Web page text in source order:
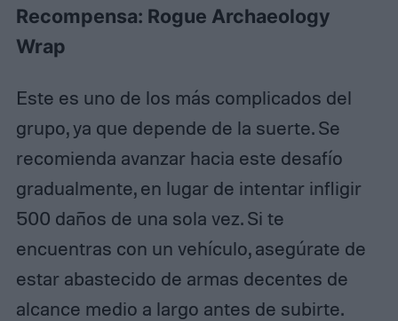
Recompensa: Rogue Archaeology
Wrap
Este es uno de los más complicados del
grupo, ya que depende de la suerte. Se
recomienda avanzar hacia este desafío
gradualmente, en lugar de intentar infligir
500 daños de una sola vez. Si te
encuentras con un vehículo, asegúrate de
estar abastecido de armas decentes de
alcance medio a largo antes de subirte.